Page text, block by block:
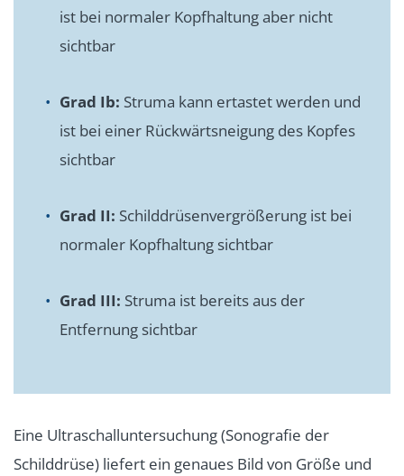
ist bei normaler Kopfhaltung aber nicht
sichtbar
Grad Ib: Struma kann ertastet werden und
ist bei einer Rückwärtsneigung des Kopfes
sichtbar
Grad II: Schilddrüsenvergrößerung ist bei
normaler Kopfhaltung sichtbar
Grad III: Struma ist bereits aus der
Entfernung sichtbar
Eine Ultraschalluntersuchung (Sonografie der
Schilddrüse) liefert ein genaues Bild von Größe und